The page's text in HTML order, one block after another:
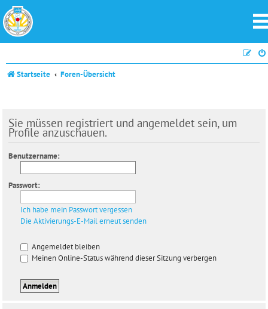
Startseite Foren-Übersicht
Sie müssen registriert und angemeldet sein, um
Profile anzuschauen.
Benutzername:
Passwort:
Ich habe mein Passwort vergessen
Die Aktivierungs-E-Mail erneut senden
Angemeldet bleiben
Meinen Online-Status während dieser Sitzung verbergen